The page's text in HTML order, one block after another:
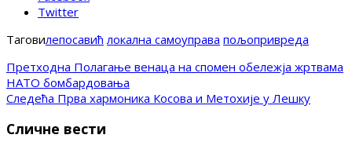
Twitter
Таговилепосавић локална самоуправа пољопривреда
Претходна Полагање венаца на спомен обележја жртвама
НАТО бомбардовања
Следећа Прва хармоника Косова и Метохије у Лешку
Сличне вести